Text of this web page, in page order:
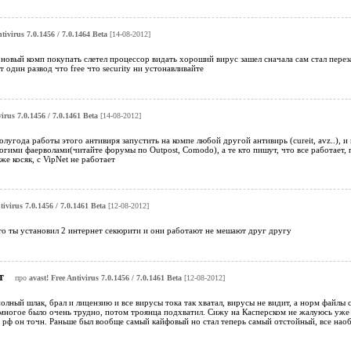
7.0.1456 / 7.0.1464 Beta[14-08-2012]
комп покупать слетел процессор видать хороший вирус зашел сначала сам стал
один развод что free что security ни устонавливайте
7.0.1456 / 7.0.1461 Beta[14-08-2012]
работы этого антивиря запустить на компе любой другой антивирь (cureit, avz..),
фаерволами(читайте форумы по Outpost, Comodo), а те кто пишут, что все работает,
косяк, c VipNet не работает
7.0.1456 / 7.0.1461 Beta[12-08-2012]
ты установил 2 интернет секюрити и они работают не мешают друг другу
про avast! Free Antivirus 7.0.1456 / 7.0.1461 Beta[12-08-2012]
шлак, брал и лицензию и все вирусы тока так хватал, вирусы не видит, а норм
было очень трудно, потом троянца подхватил. Сижу на Касперском не жалуюсь
рф он точн. Раньше был вообще самый кайфовый но стал теперь самый отстойный, все